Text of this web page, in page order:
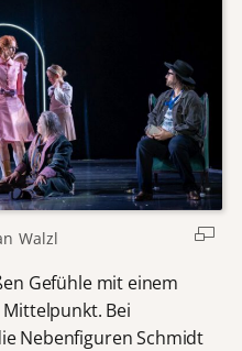
Walzl
Gefühle mit einem
Bei
Nebenfiguren Schmidt